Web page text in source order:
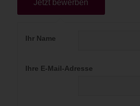
Ihr Name
Ihre E-Mail-Adresse